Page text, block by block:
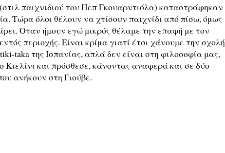
παιχνιδιού του Πεπ Γκουαρντιόλα) καταστράφηκαν
Τώρα όλοι θέλουν να χτίσουν παιχνίδι από πίσω, όμως
Οταν ήμουν εγώ μικρός θέλαμε την επαφή με τον
περιοχής. Είναι κρίμα γιατί έτσι χάνουμε την σχολή
taka της Ισπανίας, απλά δεν είναι στη φιλοσοφία μας,
Κιελίνι και πρόσθεσε, κάνοντας αναφερά και σε δύο
ανήκουν στη Γιούβε.